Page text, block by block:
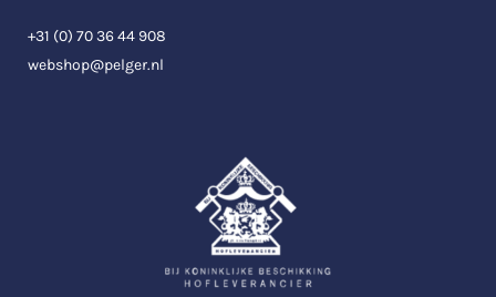
+31 (0) 70 36 44 908
webshop@pelger.nl